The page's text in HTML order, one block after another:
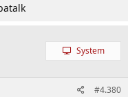
System
#4.380